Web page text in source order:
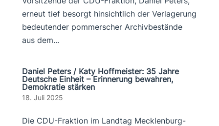
erneut tief besorgt hinsichtlich der Verlagerung
bedeutender pommerscher Archivbestände
aus dem...
Daniel Peters / Katy Hoffmeister: 35 Jahre
Deutsche Einheit – Erinnerung bewahren,
Demokratie stärken
18. Juli 2025
Die CDU-Fraktion im Landtag Mecklenburg-